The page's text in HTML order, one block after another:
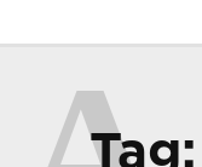
Tag: